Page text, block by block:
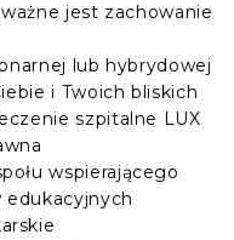
jest zachowanie
lub hybrydowej
i Twoich bliskich
szpitalne LUX
wspierającego
edukacyjnych